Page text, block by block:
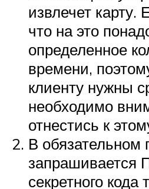
извлечет карту.
что на это
определенное
времени,
клиенту нужны
необходимо
отнестись к
В обязательном
запрашивается
секретного кода